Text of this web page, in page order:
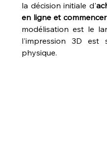
la décision initiale d'
en ligne et
modélisation est le
l'impression 3D est
physique.